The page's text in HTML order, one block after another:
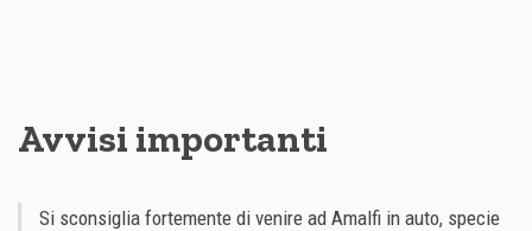
Avvisi importanti
Si sconsiglia fortemente di venire ad Amalfi in auto, specie